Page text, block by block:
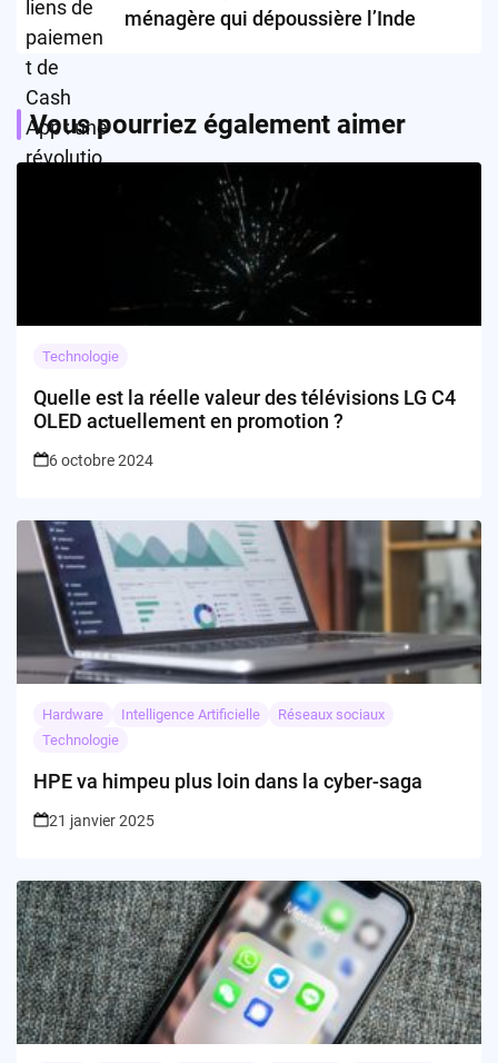
ménagère qui dépoussière l’Inde
Vous pourriez également aimer
Technologie
Quelle est la réelle valeur des télévisions LG C4
OLED actuellement en promotion ?
6 octobre 2024
Hardware Intelligence Artificielle
Réseaux sociaux
Technologie
HPE va himpeu plus loin dans la cyber-saga
21 janvier 2025